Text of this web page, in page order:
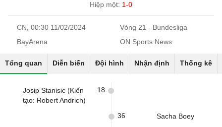
Hiệp một: 1-0
CN, 00:30 11/02/2024
Vòng 21 - Bundesliga
BayArena
ON Sports News
Tổng quan Diễn biến Đội hình Nhận định Thống kê
Josip Stanisic (Kiến
tạo: Robert Andrich)
18
Sacha Boey
36